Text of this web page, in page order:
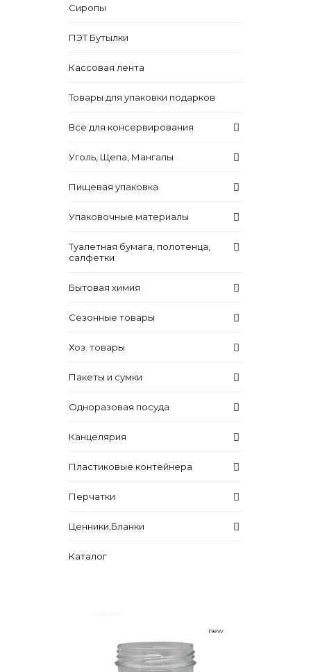
Сиропы
ПЭТ Бутылки
Кассовая лента
Товары для упаковки подарков
Все для консервирования
Уголь, Щепа, Мангалы
Пищевая упаковка
Упаковочные материалы
Туалетная бумага, полотенца,
салфетки
Бытовая химия
Сезонные товары
Хоз. товары
Пакеты и сумки
Одноразовая посуда
Канцелярия
Пластиковые контейнера
Перчатки
Ценники,Бланки
Каталог
new